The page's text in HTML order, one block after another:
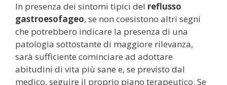
In presenza dei sintomi tipici del reflusso
gastroesofageo, se non coesistono altri segni
che potrebbero indicare la presenza di una
patologia sottostante di maggiore rilevanza,
sarà sufficiente cominciare ad adottare
abitudini di vita più sane e, se previsto dal
medico, seguire il proprio piano terapeutico. Se